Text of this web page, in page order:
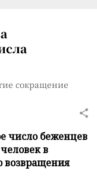
сокращение
число беженцев
в
возвращения